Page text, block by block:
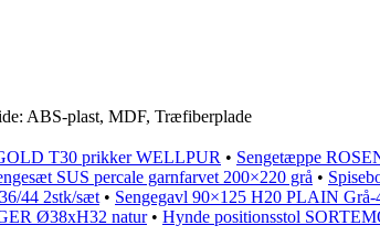
ABS-plast, MDF, Træfiberplade
T30 prikker WELLPUR • Sengetæppe
SUS percale garnfarvet 200×220 grå •
44 2stk/sæt • Sengegavl 90×125 H20 PLAIN Grå-
Ø38xH32 natur• Hynde positionsstol